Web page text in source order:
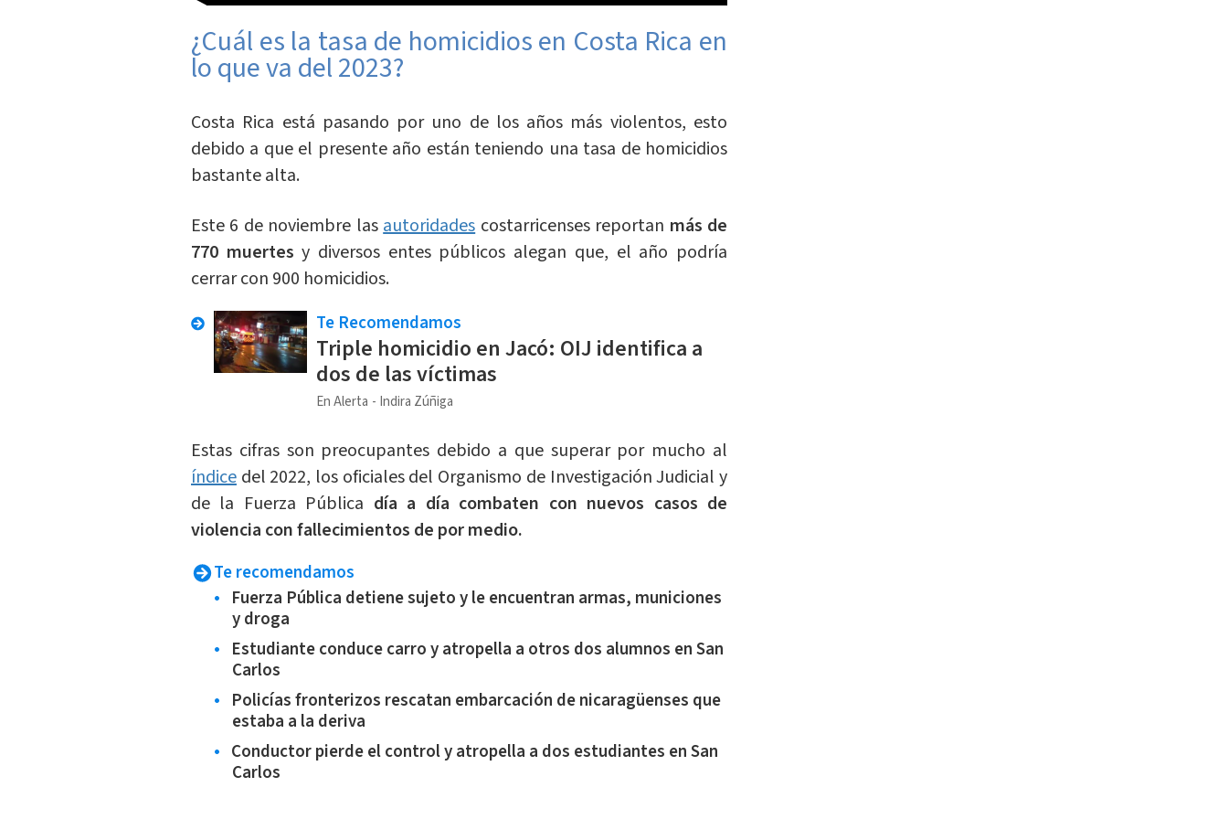
¿Cuál es la tasa de homicidios en Costa Rica en
lo que va del 2023?
Costa Rica está pasando por uno de los años más violentos, esto
debido a que el presente año están teniendo una tasa de homicidios
bastante alta.
Este 6 de noviembre lasautoridadescostarricenses reportan más de
770 muertes y diversos entes públicos alegan que, el año podría
cerrar con 900 homicidios.
Te Recomendamos
Triple homicidio en Jacó: OIJ identifica a
dos de las víctimas
En Alerta Indira Zúñiga
Estas cifras son preocupantes debido a que superar por mucho al
índicedel 2022, los oficiales del Organismo de Investigación Judicial y
de la Fuerza Pública día a día combaten con nuevos casos de
violencia con fallecimientos de por medio.
Te recomendamos
Fuerza Pública detiene sujeto y le encuentran armas, municiones
y droga
Estudiante conduce carro y atropella a otros dos alumnos en San
Carlos
Policías fronterizos rescatan embarcación de nicaragüenses que
estaba a la deriva
Conductor pierde el control y atropella a dos estudiantes en San
Carlos